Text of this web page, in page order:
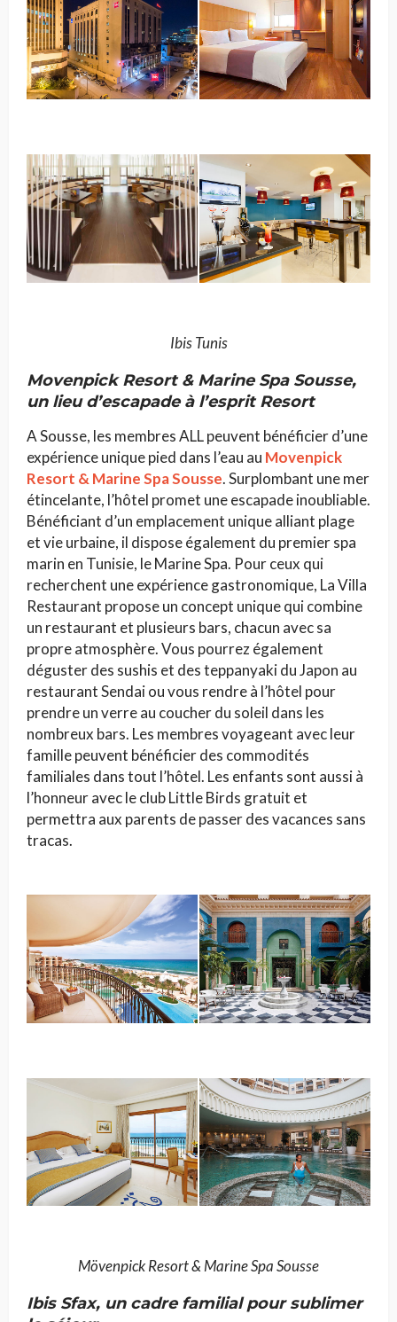
Ibis Tunis
Movenpick Resort & Marine Spa Sousse,
un lieu d’escapade à l’esprit Resort
A Sousse, les membres ALL peuvent bénéficier d’une
expérience unique pied dans l’eau au Movenpick
Resort & Marine Spa Sousse. Surplombant une mer
étincelante, l’hôtel promet une escapade inoubliable.
Bénéficiant d’un emplacement unique alliant plage
et vie urbaine, il dispose également du premier spa
marin en Tunisie, le Marine Spa. Pour ceux qui
recherchent une expérience gastronomique, La Villa
Restaurant propose un concept unique qui combine
un restaurant et plusieurs bars, chacun avec sa
propre atmosphère. Vous pourrez également
déguster des sushis et des teppanyaki du Japon au
restaurant Sendai ou vous rendre à l’hôtel pour
prendre un verre au coucher du soleil dans les
nombreux bars. Les membres voyageant avec leur
famille peuvent bénéficier des commodités
familiales dans tout l’hôtel. Les enfants sont aussi à
l’honneur avec le club Little Birds gratuit et
permettra aux parents de passer des vacances sans
tracas.
Mövenpick Resort & Marine Spa Sousse
Ibis Sfax, un cadre familial pour sublimer